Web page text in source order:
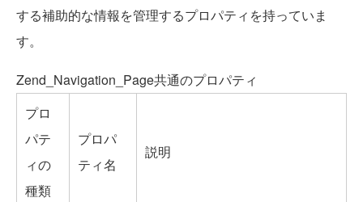
する補助的な情報を管理するプロパティを持っていま
す。
Zend_Navigation_Page共通のプロパティ
プロ
パテ
ィの
種類
プロパ
ティ名
説明